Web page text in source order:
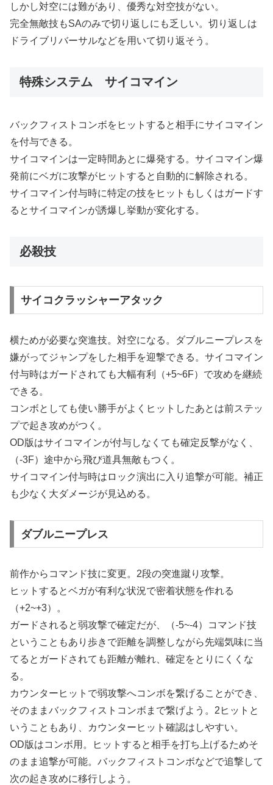
しかし対空には難があり、優秀な対空技がない。
完全無敵技もSAのみで切り返しにも乏しい。切り返しは
ドライブリバーサルなどを用いて切り返そう。
特殊システム サイコマイン
バックフィストコンボをヒットすると相手にサイコマイン
を付与できる。
サイコマインは一定時間あとに爆発する。サイコマイン爆
発前にベガに攻撃がヒットすると自動的に解除される。
サイコマイン付与時に特定の技をヒットもしくはガードす
るとサイコマインが誘爆し挙動が変化する。
必殺技
サイコクラッシャーアタック
横ためが必要な突進技。対空になる。ダブルニープレスを
嫌がってジャンプをした相手を迎撃できる。サイコマイン
付与時はガードされても大幅有利（+5~6F）で攻めを継続
できる。
コンボとしても使い勝手がよくヒットしたあとは前ステッ
プで起き攻めがつく。
OD版はサイコマインが付与しなくても確定反撃がなく、
（-3F）途中から飛び道具無敵もつく。
サイコマイン付与時はロック演出に入り追撃が可能。補正
も少なく大ダメージが見込める。
ダブルニープレス
前作からコマンド技に変更。2段の突進蹴り攻撃。
ヒットするとベガが有利な状況で密着状態を作れる
（+2~+3）。
ガードされると弱攻撃で確定だが、（-5~-4）コマンド技
ということもあり歩きで距離を調整しながら先端気味に当
てるとガードされても距離が離れ、確定をとりにくくな
る。
カウンターヒットで弱攻撃へコンボを繋げることができ、
そのままバックフィストコンボまで繋げよう。2ヒットと
いうこともあり、カウンターヒット確認はしやすい。
OD版はコンボ用。ヒットすると相手を打ち上げるためそ
のまま追撃が可能。バックフィストコンボなどで追撃して
次の起き攻めに移行しよう。